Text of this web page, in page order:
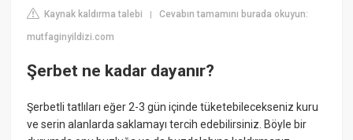
Kaynak kaldırma talebi |Cevabın tamamını burada okuyun:
mutfaginyildizi.com
Şerbet ne kadar dayanır?
Şerbetli tatlıları eğer 2-3 gün içinde tüketebilecekseniz kuru
ve serin alanlarda saklamayı tercih edebilirsiniz. Böyle bir